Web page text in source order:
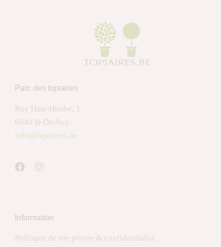
Parc des topiaires
Rue Haie Himbe, 1
6940 B-Durbuy
info@topiaires.be
Information
Politique de vie privée & confidentialité